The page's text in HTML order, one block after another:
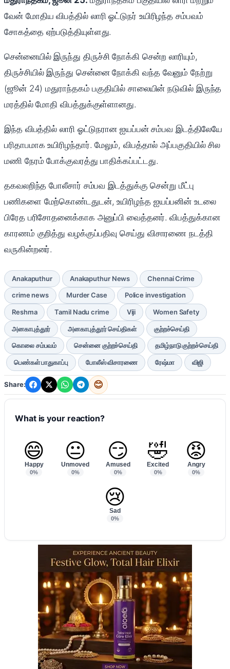
வேன் மோதிய விபத்தில் லாரி ஓட்டுநர் உயிரிழந்த சம்பவம்
சோகத்தை ஏற்படுத்தியுள்ளது.
சென்னையில் இருந்து திருச்சி நோக்கி சென்ற லாரியும்,
திருச்சியில் இருந்து சென்னை நோக்கி வந்த வேனும் நேற்று
(ஜூன் 24) மதுராந்தகம் பகுதியில் சாலையின் நடுவில் இருந்த
மரத்தில் மோதி விபத்துக்குள்ளானது.
இந்த விபத்தில் லாரி ஓட்டுநரான ஐயப்பன் சம்பவ இடத்திலேயே
பரிதாபமாக உயிரிழந்தார். மேலும், விபத்தால் அப்பகுதியில் சில
மணி நேரம் போக்குவரத்து பாதிக்கப்பட்டது.
தகவலறிந்த போலீசார் சம்பவ இடத்துக்கு சென்று மீட்பு
பணிகளை மேற்கொண்டதுடன், உயிரிழந்த ஐயப்பனின் உடலை
பிரேத பரிசோதனைக்காக அனுப்பி வைத்தனர். விபத்துக்கான
காரணம் குறித்து வழக்குப்பதிவு செய்து விசாரணை நடத்தி
வருகின்றனர்.
Anakaputhur Anakaputhur News Chennai Crime
crime news Murder Case Police investigation
Reshma Tamil Nadu crime Viji Women Safety
அனகாபுத்தூர் அனகாபுத்தூர் செய்திகள் குற்றச்செய்தி
கொலை சம்பவம் சென்னை குற்றச்செய்தி தமிழ்நாடு குற்றச்செய்தி
பெண்கள் பாதுகாப்பு போலீஸ் விசாரணை ரேஷ்மா விஜி
Share: 😊
What is your reaction?
😄
Happy
0%
😐
Unmoved
0%
😏
Amused
0%
🤣
Excited
0%
😡
Angry
0%
😢
Sad
0%